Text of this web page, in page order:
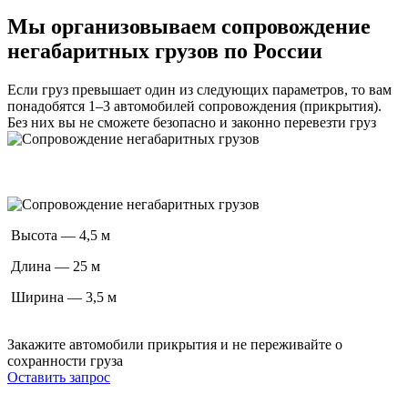
Мы организовываем сопровождение
негабаритных грузов по России
Если груз превышает один из следующих параметров, то вам
понадобятся 1–3 автомобилей сопровождения (прикрытия).
Без них вы не сможете безопасно и законно перевезти груз
Высота — 4,5 м
Длина — 25 м
Ширина — 3,5 м
Закажите автомобили прикрытия и не переживайте о
сохранности груза
Оставить запрос